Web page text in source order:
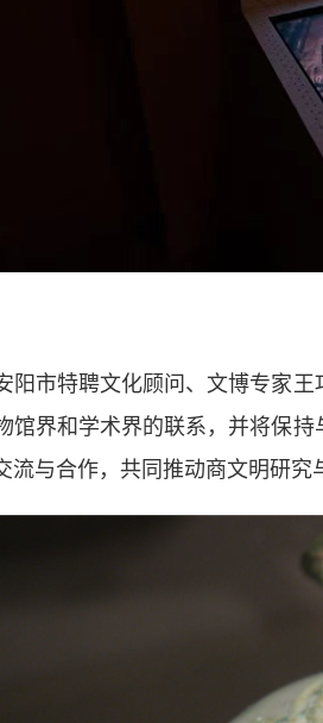
市特聘文化顾问、文博专家王
馆界和学术界的联系，并将保
流与合作，共同推动商文明研究